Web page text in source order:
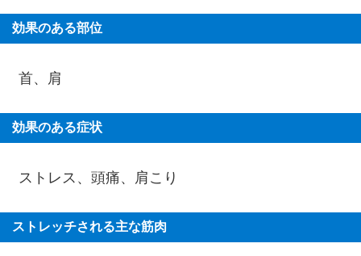
効果のある部位
首、肩
効果のある症状
ストレス、頭痛、肩こり
ストレッチされる主な筋肉